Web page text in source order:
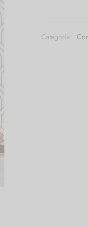
Categoría: